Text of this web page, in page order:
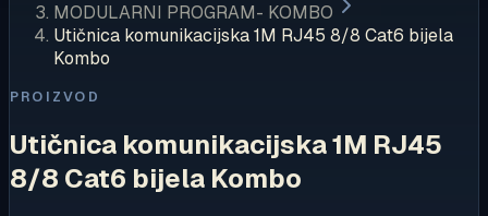
MODULARNI PROGRAM- KOMBO
Utičnica komunikacijska 1M RJ45 8/8 Cat6 bijela
Kombo
PROIZVOD
Utičnica komunikacijska 1M RJ45
8/8 Cat6 bijela Kombo